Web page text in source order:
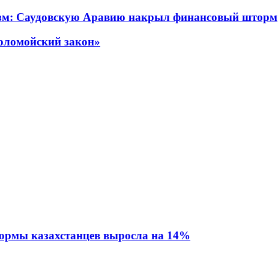
Саудовскую Аравию накрыл финансовый шторм
закон»
казахстанцев выросла на 14%